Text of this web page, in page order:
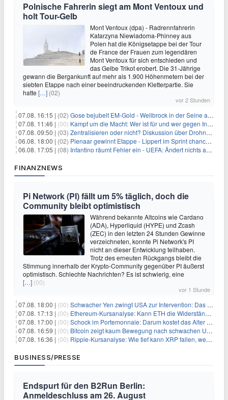
Polnische Fahrerin siegt am Mont Ventoux und
holt Tour-Gelb
Mont Ventoux (dpa) - Radrennfahrerin
Katarzyna Niewiadoma-Phinney aus
Polen hat die Königsetappe bei der Tour
de France der Frauen zum legendären
Mont Ventoux für sich entschieden und
das Gelbe Trikot erobert. Die 31-Jährige
gewann die Bergankunft auf mehr als 1.900 Höhenmetern bei der
siebten Etappe nach einer beeindruckenden Kletterpartie. Sie
hatte […] (02)
vor 2 Stunden
07.08. 16:15 | (02) Gose bejubelt EM-Gold - Wellbrock in der Seine ausgebremst
07.08. 11:46 | (00) Kampf um die Macht: Wer ist für und wer gegen Infantino?
07.08. 09:50 | (03) Zentralisieren oder nicht? Diskussion über Drohnenabwehr
06.08. 18:00 | (02) Pienaar gewinnt Etappe - Lippert im Sprint chancenlos
06.08. 17:05 | (08) Infantino räumt Fehler ein - UEFA: Ändert nichts an Boykott
FINANZNEWS
Pi Network (PI) fällt um 5% täglich, doch die
Community bleibt optimistisch
Während bekannte Altcoins wie Cardano
(ADA), Hyperliquid (HYPE) und Zcash
(ZEC) in den letzten 24 Stunden Gewinne
verzeichneten, konnte Pi Network's PI
nicht an dieser Entwicklung teilhaben.
Trotz des erneuten Rückgangs bleibt die
Stimmung innerhalb der Krypto-Community gegenüber PI äußerst
optimistisch. Schlechte Nachrichten? Es ist schwierig, eine
[…] (00)
vor 1 Stunde
07.08. 18:00 | (00) Schwacher Yen zwingt USA zur Intervention: Das größte Risiko seit 15 Jahren
07.08. 17:13 | (00) Ethereum-Kursanalyse: Kann ETH die Widerstände der gleitenden Durchschnitte überwinden?
07.08. 17:00 | (00) Schock im Portemonnaie: Darum kostet das Alter deutlich mehr als Sie denken
07.08. 16:59 | (00) Bitcoin zeigt kaum Bewegung nach schwachen US-Arbeitsmarktdaten, Fed-Zinserhöhungschancen sinken auf 44%
07.08. 16:36 | (00) Ripple-Kursanalyse: Wie tief kann XRP fallen, wenn die $1-Unterstützung am Wochenende verloren geht?
BUSINESS/PRESSE
Endspurt für den B2Run Berlin:
Anmeldeschluss am 26. August